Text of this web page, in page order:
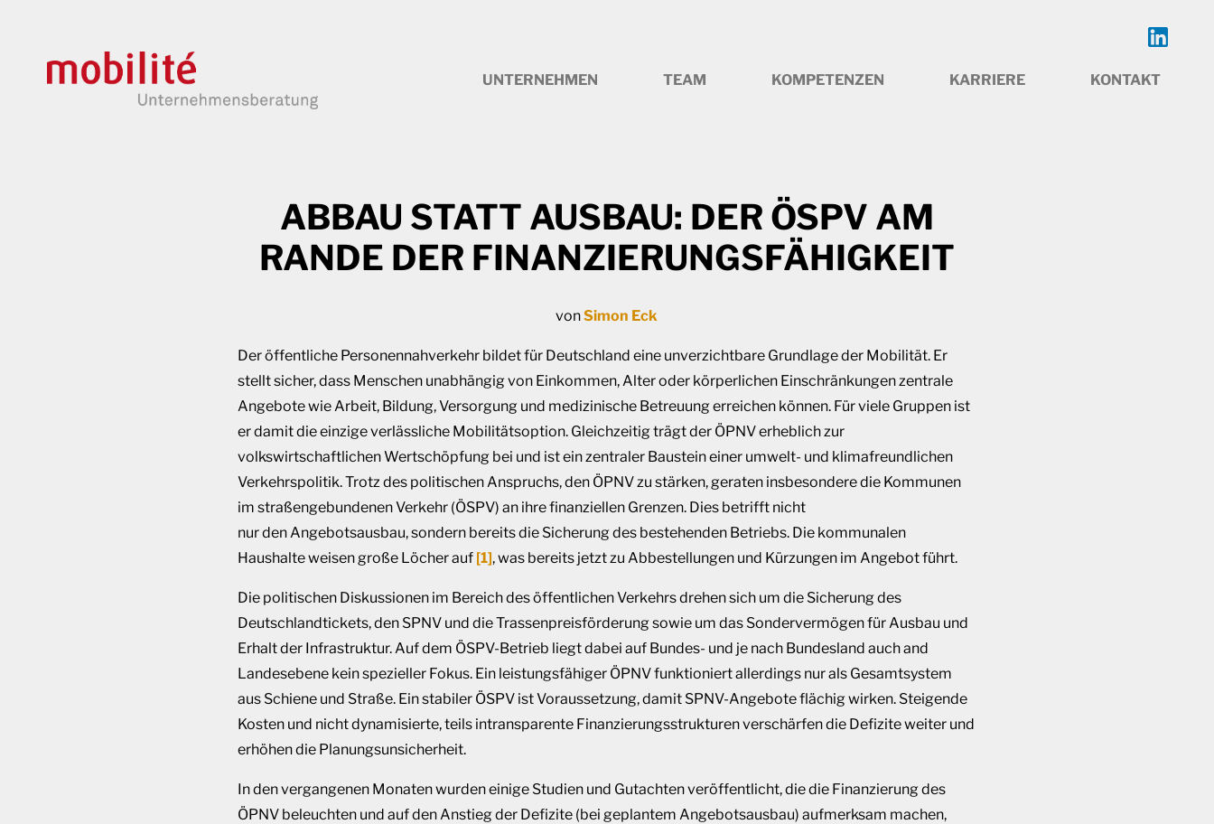
UNTERNEHMEN TEAM KOMPETENZEN KARRIERE KONTAKT
ABBAU STATT AUSBAU: DER ÖSPV AM
RANDE DER FINANZIERUNGSFÄHIGKEIT
vonSimon Eck
Der öffentliche Personennahverkehr bildet für Deutschland eine unverzichtbare Grundlage der Mobilität. Er
stellt sicher, dass Menschen unabhängig von Einkommen, Alter oder körperlichen Einschränkungen zentrale
Angebote wie Arbeit, Bildung, Versorgung und medizinische Betreuung erreichen können. Für viele Gruppen ist
er damit die einzige verlässliche Mobilitätsoption. Gleichzeitig trägt der ÖPNV erheblich zur
volkswirtschaftlichen Wertschöpfung bei und ist ein zentraler Baustein einer umwelt- und klimafreundlichen
Verkehrspolitik.Trotz des politischen Anspruchs, den ÖPNV zu stärken, geraten insbesondere die Kommunen
im straßengebundenen Verkehr (ÖSPV) an ihre finanziellen Grenzen. Dies betrifft nicht
nurdenAngebotsausbau,sondern bereits die Sicherungdes bestehenden Betriebs. Die kommunalen
Haushalte weisen große Löcher auf [1], was bereits jetztzu Abbestellungen und Kürzungen im Angebot führt.
Die politischen Diskussionen im Bereich des öffentlichen Verkehrs drehen sich um die Sicherung des
Deutschlandtickets, den SPNV und die Trassenpreisförderung sowie um das Sondervermögen für Ausbau und
Erhalt der Infrastruktur. Auf dem ÖSPV-Betrieb liegt dabei auf Bundes- und je nach Bundesland auch and
Landesebene kein spezieller Fokus. Ein leistungsfähiger ÖPNV funktioniert allerdings nur als Gesamtsystem
aus Schiene und Straße. Ein stabiler ÖSPV ist Voraussetzung, damit SPNV-Angebote flächig wirken. Steigende
Kosten und nicht dynamisierte, teils intransparente Finanzierungsstrukturen verschärfen die Defizite weiter und
erhöhen die Planungsunsicherheit.
In den vergangenen Monaten wurden einige Studien und Gutachten veröffentlicht, die die Finanzierung des
ÖPNV beleuchten und auf den Anstieg der Defizite (bei geplantem Angebotsausbau) aufmerksam machen,